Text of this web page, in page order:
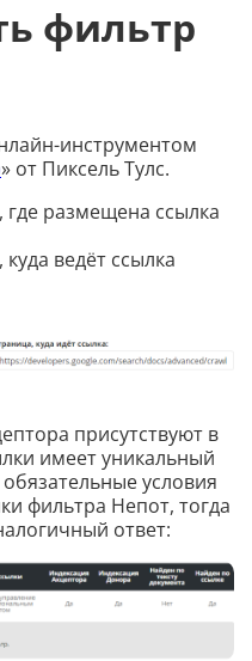
фильтр
инструментом
» от Пиксель Тулс.
где размещена ссылка
ведёт ссылка
присутствуют в
имеет уникальный
условия
фильтра Непот, тогда
ответ: